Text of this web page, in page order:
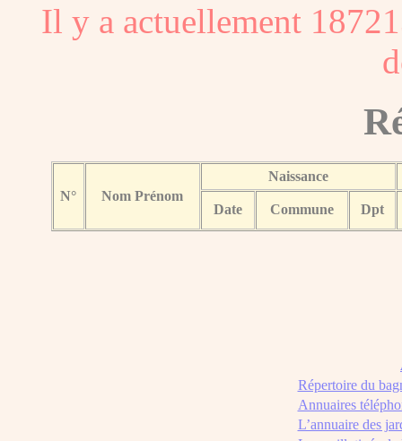
Il y a actuellement
N° Nom Prénom
Naissance
Date Commune Dpt
Répertoire du
Annuaires
L’annuaire des